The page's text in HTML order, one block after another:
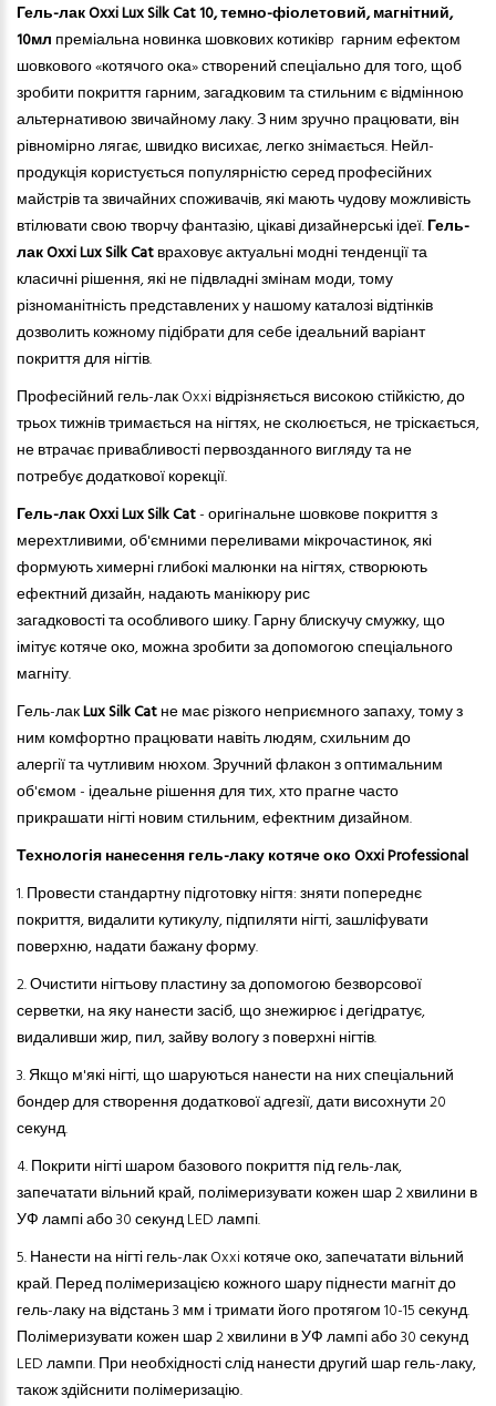
Гель-лак Oxxi Lux Silk Cat 10, темно-фіолетовий, магнітний,
10мл преміальна новинка шовкових котиківp гарним ефектом
шовкового «котячого ока» створений спеціально для того, щоб
зробити покриття гарним, загадковим та стильним є відмінною
альтернативою звичайному лаку. З ним зручно працювати, він
рівномірно лягає, швидко висихає, легко знімається. Нейл-
продукція користується популярністю серед професійних
майстрівтазвичайних споживачів, які мають чудову можливість
втілювати свою творчу фантазію, цікаві дизайнерські ідеї.Гель-
лак OxxiLux Silk Catвраховує актуальні модні тенденції та
класичні рішення, які не підвладні змінам моди, тому
різноманітність представлених у нашому каталозі відтінків
дозволить кожному підібрати для себе ідеальний варіант
покриття для нігтів.
Професійний гель-лак Oxxi відрізняється високою стійкістю, до
трьох тижнів тримається на нігтях, не сколюється, не тріскається,
не втрачає привабливості первозданного вигляду та не
потребує додаткової корекції.
Гель-лак OxxiLux Silk Cat- оригінальне шовкове покриття з
мерехтливими, об'ємними переливами мікрочастинок, які
формують химерні глибокі малюнки на нігтях, створюють
ефектний дизайн, надають манікюру рис
загадковостітаособливого шику. Гарну блискучу смужку, що
імітує котяче око, можна зробити за допомогою спеціального
магніту.
Гель-лакLux Silk Catне має різкого неприємного запаху, тому з
ним комфортно працювати навіть людям, схильним до
алергіїтачутливим нюхом. Зручний флакон з оптимальним
об'ємом - ідеальне рішення для тих, хто прагне часто
прикрашати нігті новим стильним, ефектним дизайном.
Технологія нанесення гель-лаку котяче око Oxxi Professional
1. Провести стандартну підготовку нігтя: зняти попереднє
покриття, видалити кутикулу, підпиляти нігті, зашліфувати
поверхню, надати бажану форму.
2.Очистити нігтьову пластину за допомогою безворсової
серветки, на яку нанести засіб, що знежирює і дегідратує,
видаливши жир, пил, зайву вологу з поверхні нігтів.
3.Якщо м'які нігті, що шаруються нанести на них спеціальний
бондер для створення додаткової адгезії, дати висохнути 20
секунд.
4.Покрити нігті шаром базового покриття під гель-лак,
запечатати вільний край, полімеризувати кожен шар 2 хвилини в
УФ лампі або 30 секунд LED лампі.
5.Нанести на нігті гель-лак Oxxi котяче око, запечатати вільний
край. Перед полімеризацією кожного шару піднести магніт до
гель-лаку на відстань 3 мм і тримати його протягом 10-15 секунд.
Полімеризувати кожен шар 2 хвилини в УФ лампі або 30 секунд
LED лампи. При необхідності слід нанести другий шар гель-лаку,
також здійснити полімеризацію.